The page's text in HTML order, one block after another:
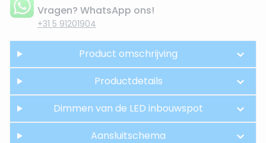
Vragen? WhatsApp ons!
+31 5 91201904
Product omschrijving
Productdetails
Dimmen van de LED inbouwspot
Aansluitschema